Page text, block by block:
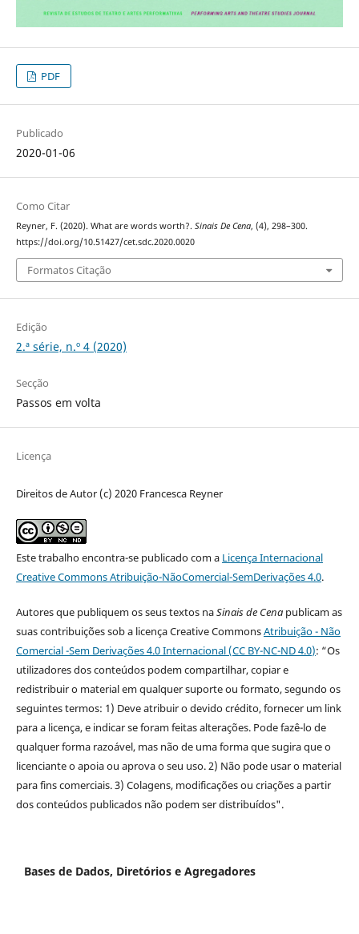
PDF
Publicado
2020-01-06
Como Citar
Reyner, F. (2020). What are words worth?. Sinais De Cena, (4), 298–300.
https://doi.org/10.51427/cet.sdc.2020.0020
Formatos Citação
Edição
2.ª série, n.º 4 (2020)
Secção
Passos em volta
Licença
Direitos de Autor (c) 2020 Francesca Reyner
Este trabalho encontra-se publicado com a Licença Internacional
Creative Commons Atribuição-NãoComercial-SemDerivações 4.0.
Autores que publiquem os seus textos naSinais de Cenapublicam as
suas contribuições sob a licença Creative CommonsAtribuição - Não
Comercial -Sem Derivações 4.0 Internacional (CC BY-NC-ND 4.0): “Os
utilizadores dos conteúdos podem compartilhar, copiar e
redistribuir o material em qualquer suporte ou formato, segundo os
seguintes termos: 1) Deve atribuir o devido crédito, fornecer um link
para a licença, e indicar se foram feitas alterações. Pode fazê-lo de
qualquer forma razoável, mas não de uma forma que sugira que o
licenciante o apoia ou aprova o seu uso. 2) Não pode usar o material
para fins comerciais. 3) Colagens, modificações ou criações a partir
dos conteúdos publicados não podem ser distribuídos".
Bases de Dados, Diretórios e Agregadores